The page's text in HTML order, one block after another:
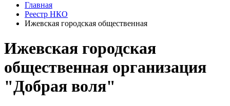
Главная
Реестр НКО
Ижевская городская общественная
Ижевская городская
общественная организация
"Добрая воля"